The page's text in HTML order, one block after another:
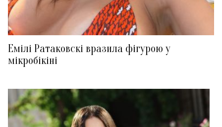
Емілі Ратаковскі вразила фігурою у
мікробікіні